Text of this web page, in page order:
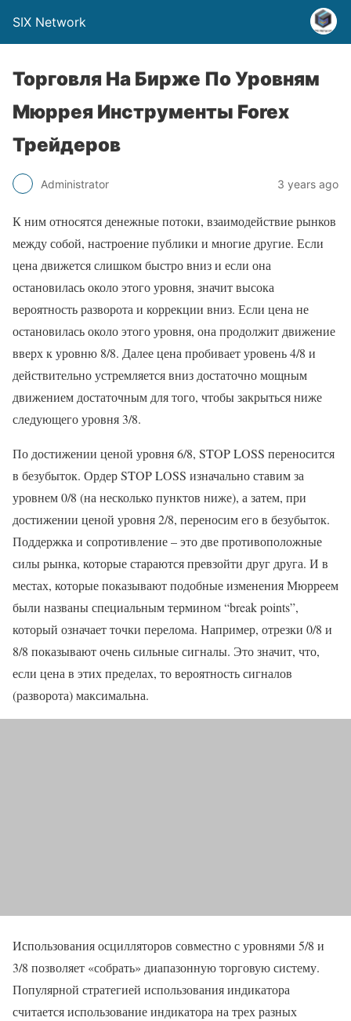
SIX Network
Торговля На Бирже По Уровням
Мюррея Инструменты Forex
Трейдеров
Administrator 3 years ago
К ним относятся денежные потоки, взаимодействие рынков
между собой, настроение публики и многие другие. Если
цена движется слишком быстро вниз и если она
остановилась около этого уровня, значит высока
вероятность разворота и коррекции вниз. Если цена не
остановилась около этого уровня, она продолжит движение
вверх к уровню 8/8. Далее цена пробивает уровень 4/8 и
действительно устремляется вниз достаточно мощным
движением достаточным для того, чтобы закрыться ниже
следующего уровня 3/8.
По достижении ценой уровня 6/8, STOP LOSS переносится
в безубыток. Ордер STOP LOSS изначально ставим за
уровнем 0/8 (на несколько пунктов ниже), а затем, при
достижении ценой уровня 2/8, переносим его в безубыток.
Поддержка и сопротивление – это две противоположные
силы рынка, которые стараются превзойти друг друга. И в
местах, которые показывают подобные изменения Мюрреем
были названы специальным термином “break points”,
который означает точки перелома. Например, отрезки 0/8 и
8/8 показывают очень сильные сигналы. Это значит, что,
если цена в этих пределах, то вероятность сигналов
(разворота) максимальна.
Использования осцилляторов совместно с уровнями 5/8 и
3/8 позволяет «собрать» диапазонную торговую систему.
Популярной стратегией использования индикатора
считается использование индикатора на трех разных